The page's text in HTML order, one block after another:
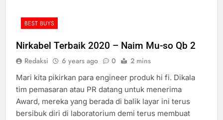
BEST BUYS
Nirkabel Terbaik 2020 – Naim Mu-so Qb 2
Redaksi 6 years ago 0 2 mins
Mari kita pikirkan para engineer produk hi fi. Dikala
tim pemasaran atau PR datang untuk menerima
Award, mereka yang berada di balik layar ini terus
bersibuk diri di laboratorium demi terus membuat